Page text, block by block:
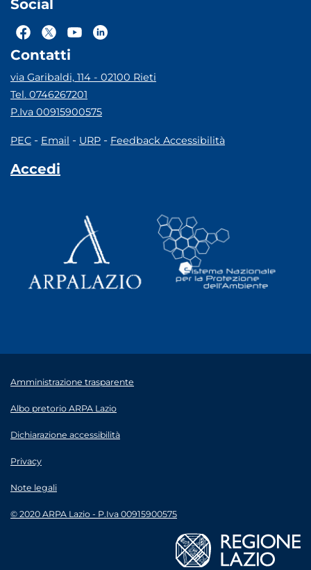
Social
Contatti
via Garibaldi, 114 - 02100 Rieti
Tel. 0746267201
P.Iva 00915900575
PEC - Email - URP - Feedback Accessibilità
Accedi
Amministrazione trasparente
Albo pretorio ARPA Lazio
Dichiarazione accessibilità
Privacy
Note legali
© 2020 ARPA Lazio - P.Iva 00915900575